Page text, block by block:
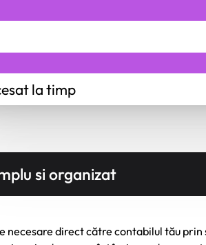
la timp
si organizat
necesare direct către contabilul tău